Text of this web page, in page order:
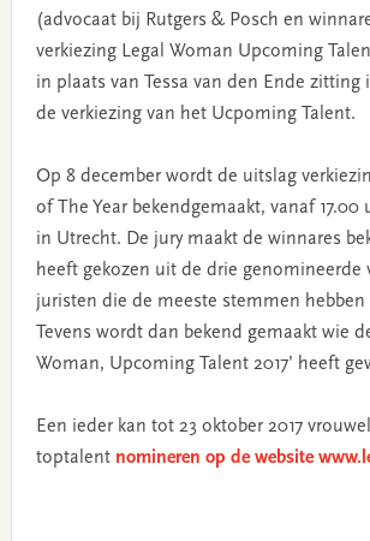
(advocaat bij Rutgers & Posch en
verkiezing Legal Woman Upcoming
in plaats van Tessa van den Ende zitting
de verkiezing van het Ucpoming Talent.
Op 8 december wordt de uitslag
of The Year bekendgemaakt, vanaf 17.00
in Utrecht. De jury maakt de winnares
heeft gekozen uit de drie genomineerde
juristen die de meeste stemmen hebben
Tevens wordt dan bekend gemaakt wie
Woman, Upcoming Talent 2017’ heeft
Een ieder kan tot 23 oktober 2017
toptalent nomineren op de website